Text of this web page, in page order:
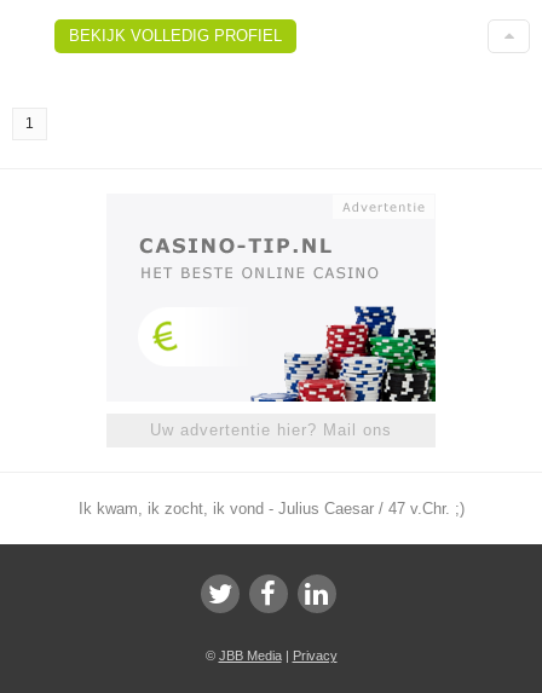
BEKIJK VOLLEDIG PROFIEL
1
Uw advertentie hier? Mail ons
Ik kwam, ik zocht, ik vond - Julius Caesar / 47 v.Chr. ;)
© JBB Media| Privacy